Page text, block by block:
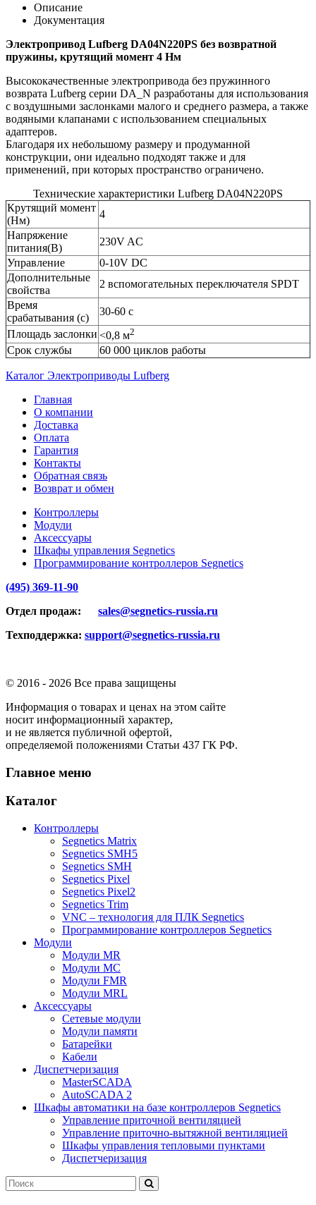
Описание
Документация
Электропривод Lufberg DA04N220PS без возвратной
пружины, крутящий момент 4 Нм
Высококачественные электропривода без пружинного
возврата Lufberg серии DA_N разработаны для использования
с воздушными заслонками малого и среднего размера, а также
водяными клапанами с использованием специальных
адаптеров.
Благодаря их небольшому размеру и продуманной
конструкции, они идеально подходят также и для
применений, при которых пространство ограничено.
Технические характеристики Lufberg DA04N220PS
Крутящий момент
(Нм)
4
Напряжение
питания(В)
230V AC
Управление
0-10V DC
Дополнительные
свойства
2 вспомогательных переключателя SPDT
Время
срабатывания (с)
30-60 с
Площадь заслонки <0,8 м2
Срок службы 60 000 циклов работы
Каталог Электроприводы Lufberg
Главная
О компании
Доставка
Оплата
Гарантия
Контакты
Обратная связь
Возврат и обмен
Контроллеры
Модули
Аксессуары
Шкафы управления Segnetics
Программирование контроллеров Segnetics
(495) 369-11-90
Отдел продаж: sales@segnetics-russia.ru
Техподдержка: support@segnetics-russia.ru
© 2016 - 2026 Все права защищены
Информация о товарах и ценах на этом сайте
носит информационный характер,
и не является публичной офертой,
определяемой положениями Статьи 437 ГК РФ.
Главное меню
Каталог
Контроллеры
Segnetics Matrix
Segnetics SMH5
Segnetics SMH
Segnetics Pixel
Segnetics Pixel2
Segnetics Trim
VNC – технология для ПЛК Segnetics
Программирование контроллеров Segnetics
Модули
Модули MR
Модули MC
Модули FMR
Модули MRL
Аксеcсуары
Сетевые модули
Модули памяти
Батарейки
Кабели
Диспетчеризация
MasterSCADA
AutoSCADA 2
Шкафы автоматики на базе контроллеров Segnetics
Управление приточной вентиляцией
Управление приточно-вытяжной вентиляцией
Шкафы управления тепловыми пунктами
Диспетчеризация